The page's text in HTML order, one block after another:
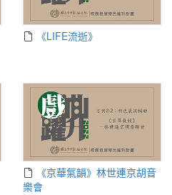
《LIFE流逝》
《京華氣韻》林世連京胡音
樂會